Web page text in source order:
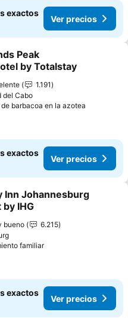
exactos
Ver precios
a favoritos
Peak
by Totalstay
1.191
del Cabo
barbacoa en la azotea
exactos
Ver precios
a favoritos
Inn Johannesburg
IHG
bueno
6.215
familiarVer precios
exactos
Ver precios